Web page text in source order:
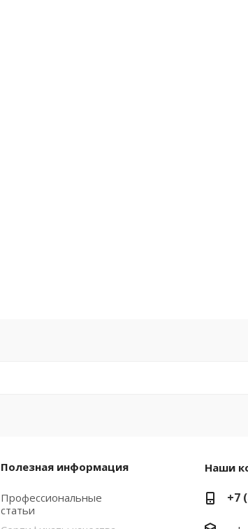
Полезная информация
Профессиональные
статьи
Наши
+7